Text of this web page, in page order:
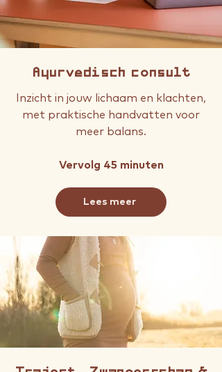
Ayurvedisch consult
Inzicht in jouw lichaam en klachten,
met praktische handvatten voor
meer balans.
Vervolg 45 minuten
Lees meer